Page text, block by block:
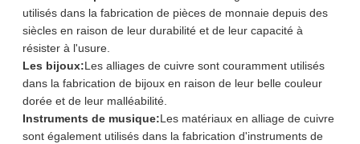
utilisés dans la fabrication de pièces de monnaie depuis des
siècles en raison de leur durabilité et de leur capacité à
résister à l'usure.
Les bijoux:Les alliages de cuivre sont couramment utilisés
dans la fabrication de bijoux en raison de leur belle couleur
dorée et de leur malléabilité.
Instruments de musique:Les matériaux en alliage de cuivre
sont également utilisés dans la fabrication d'instruments de